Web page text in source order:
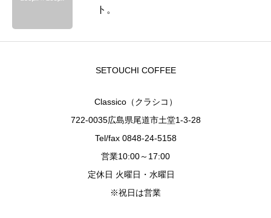
ト。
SETOUCHI COFFEE
Classico（クラシコ）
722-0035広島県尾道市土堂1-3-28
Tel/fax 0848-24-5158
営業10:00～17:00
定休日 火曜日・水曜日
※祝日は営業